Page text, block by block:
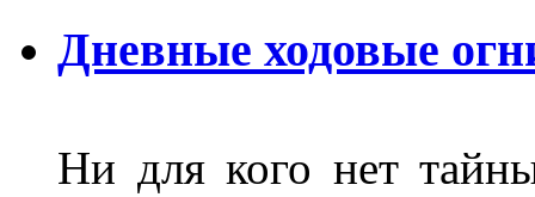
Дневные ходовые
Ни для кого нет